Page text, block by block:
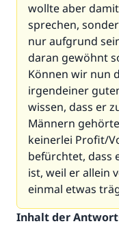
wollte aber
sprechen,
nur aufgrund
daran gewöhnt
Können wir nun
irgendeiner
wissen, dass er
Männern
keinerlei Profit/
befürchtet, dass
ist, weil er allein
einmal etwas
Inhalt der Antwort